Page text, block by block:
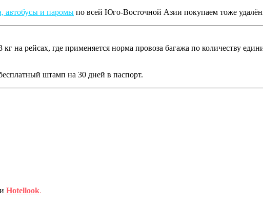
автобусы и паромы по всей Юго-Восточной Азии покупаем тоже
на рейсах, где применяется норма провоза багажа по количеству
штамп на 30 дней в паспорт.
Hotellook.